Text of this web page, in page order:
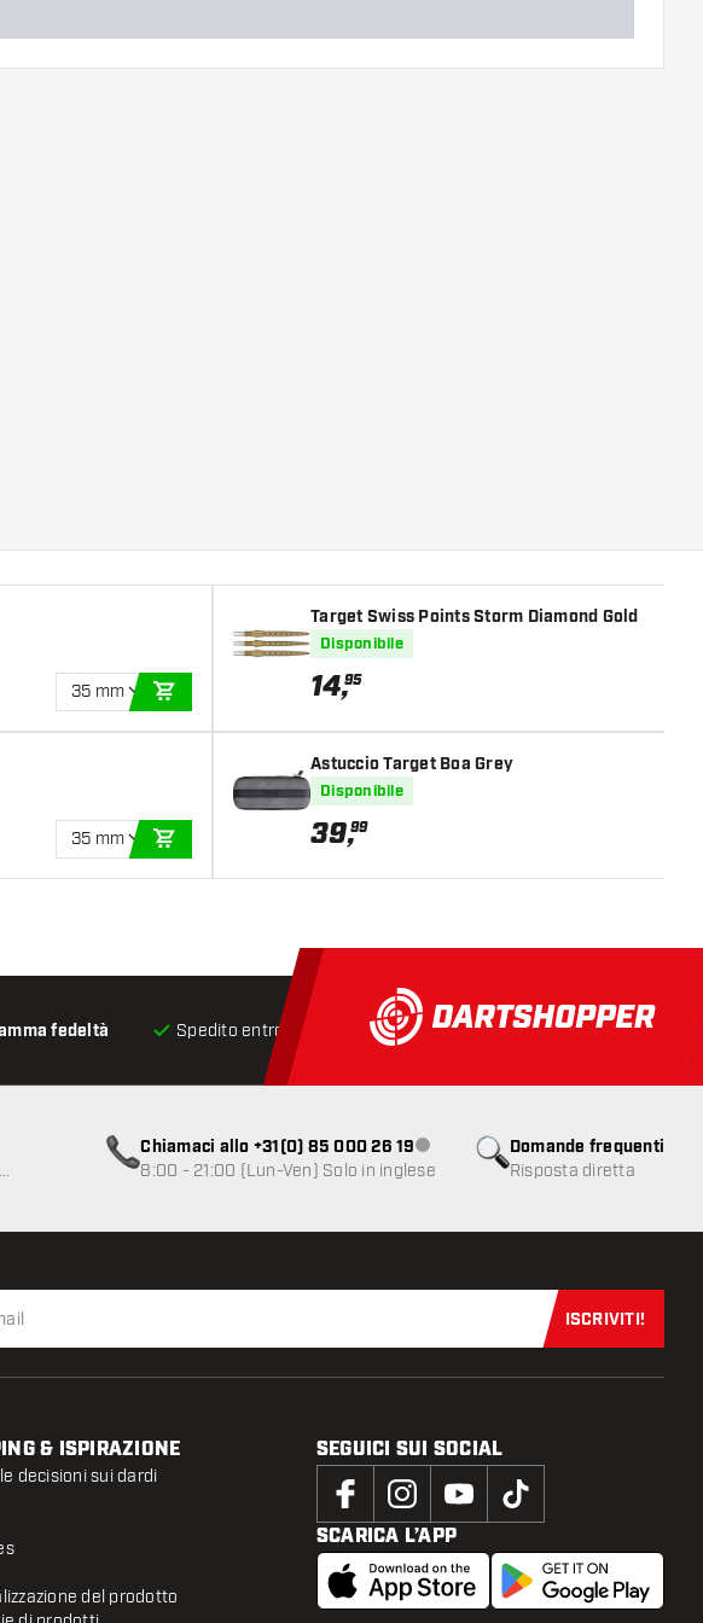
35 mm
AGGIUNGI AL CARRELLO
35 mm
AGGIUNGI AL CARRELLO
Target Swiss Points Storm Diamond Gold
Disponibile
14,95
Astuccio Target Boa Grey
Disponibile
39,99
fedeltà Spedito entro 24 ore Spedizione gratuitada € 75
Domande frequenti
Risposta diretta
Chiamaci allo +31(0) 85 000 26 19Servizio clienti non disponibile
8:00 - 21:00 (Lun-Ven) Solo in inglese
Iscriviti
ISCRIVITI!
& ISPIRAZIONE
decisioni sui dardi
del prodotto
SEGUICI SUI SOCIAL
SCARICA L’APP